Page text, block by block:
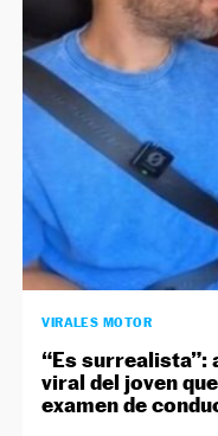
VIRALES MOTOR
“Es surrealista”:
viral del joven
examen de